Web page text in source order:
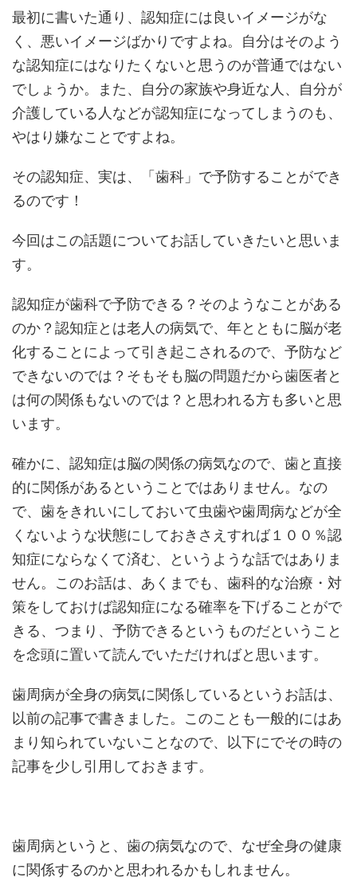
最初に書いた通り、認知症には良いイメージがな
く、悪いイメージばかりですよね。自分はそのよう
な認知症にはなりたくないと思うのが普通ではない
でしょうか。また、自分の家族や身近な人、自分が
介護している人などが認知症になってしまうのも、
やはり嫌なことですよね。
その認知症、実は、「歯科」で予防することができ
るのです！
今回はこの話題についてお話していきたいと思いま
す。
認知症が歯科で予防できる？そのようなことがある
のか？認知症とは老人の病気で、年とともに脳が老
化することによって引き起こされるので、予防など
できないのでは？そもそも脳の問題だから歯医者と
は何の関係もないのでは？と思われる方も多いと思
います。
確かに、認知症は脳の関係の病気なので、歯と直接
的に関係があるということではありません。なの
で、歯をきれいにしておいて虫歯や歯周病などが全
くないような状態にしておきさえすれば１００％認
知症にならなくて済む、というような話ではありま
せん。このお話は、あくまでも、歯科的な治療・対
策をしておけば認知症になる確率を下げることがで
きる、つまり、予防できるというものだということ
を念頭に置いて読んでいただければと思います。
歯周病が全身の病気に関係しているというお話は、
以前の記事で書きました。このことも一般的にはあ
まり知られていないことなので、以下にでその時の
記事を少し引用しておきます。
歯周病というと、歯の病気なので、なぜ全身の健康
に関係するのかと思われるかもしれません。